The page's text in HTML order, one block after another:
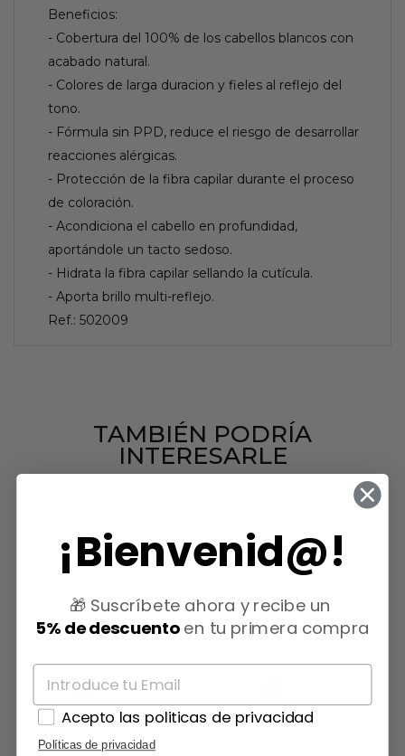
Beneficios:
- Cobertura del 100% de los cabellos blancos con
acabado natural.
- Colores de larga duracion y fieles al reflejo del
tono.
- Fórmula sin PPD, reduce el riesgo de desarrollar
reacciones alérgicas.
- Protección de la fibra capilar durante el proceso
de coloración.
- Acondiciona el cabello en profundidad,
aportándole un tacto sedoso.
- Hidrata la fibra capilar sellando la cutícula.
- Aporta brillo multi-reflejo.
Ref.: 502009
TAMBIÉN PODRÍA
INTERESARLE
¡Bienvenid@!
🎁 Suscríbete ahora y recibe un
5% de descuentoen tu primera compra
Acepto las politicas de privacidad
Políticas de privacidad